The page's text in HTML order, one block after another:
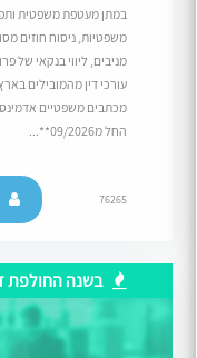
במתן מעטפת משפטית
משפטיות, ניסוח חוזים
מניבים, ליווי בנקאי של
עורכי דין מהמובילים
מכתבים משפטיים
החל מ09/2026**...
76265
בשנה החולפת